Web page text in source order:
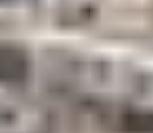
Projekte